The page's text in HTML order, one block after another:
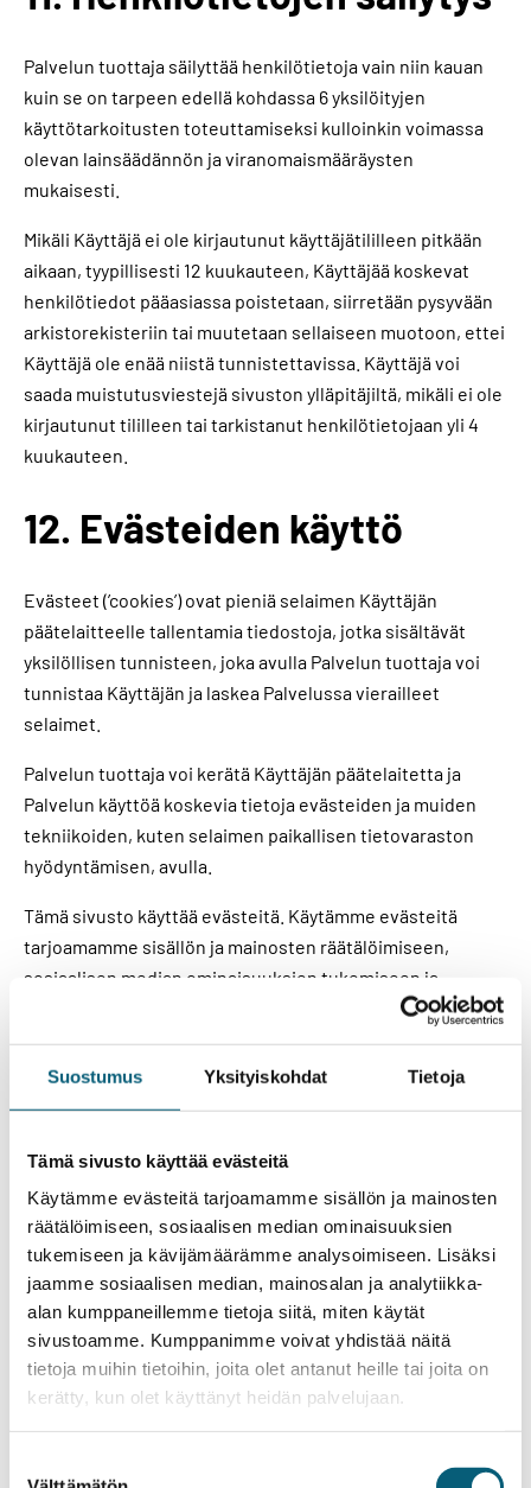
Suostumus Yksityiskohdat Tietoja
Tämä sivusto käyttää evästeitä
Käytämme evästeitä tarjoamamme sisällön ja mainosten
räätälöimiseen, sosiaalisen median ominaisuuksien
tukemiseen ja kävijämäärämme analysoimiseen. Lisäksi
jaamme sosiaalisen median, mainosalan ja analytiikka-
alan kumppaneillemme tietoja siitä, miten käytät
sivustoamme. Kumppanimme voivat yhdistää näitä
tietoja muihin tietoihin, joita olet antanut heille tai joita on
kerätty, kun olet käyttänyt heidän palvelujaan.
Palvelun tuottaja säilyttää henkilötietoja vain niin kauan
kuin se on tarpeen edellä kohdassa 6 yksilöityjen
käyttötarkoitusten toteuttamiseksi kulloinkin voimassa
olevan lainsäädännön ja viranomaismääräysten
mukaisesti.
Mikäli Käyttäjä ei ole kirjautunut käyttäjätililleen pitkään
aikaan, tyypillisesti 12 kuukauteen, Käyttäjää koskevat
henkilötiedot pääasiassa poistetaan, siirretään pysyvään
arkistorekisteriin tai muutetaan sellaiseen muotoon, ettei
Käyttäjä ole enää niistä tunnistettavissa. Käyttäjä voi
saada muistutusviestejä sivuston ylläpitäjiltä, mikäli ei ole
kirjautunut tililleen tai tarkistanut henkilötietojaan yli 4
kuukauteen.
12. Evästeiden käyttö
Evästeet (’cookies’) ovat pieniä selaimen Käyttäjän
päätelaitteelle tallentamia tiedostoja, jotka sisältävät
yksilöllisen tunnisteen, joka avulla Palvelun tuottaja voi
tunnistaa Käyttäjän ja laskea Palvelussa vierailleet
selaimet.
Palvelun tuottaja voi kerätä Käyttäjän päätelaitetta ja
Palvelun käyttöä koskevia tietoja evästeiden ja muiden
tekniikoiden, kuten selaimen paikallisen tietovaraston
hyödyntämisen, avulla.
Tämä sivusto käyttää evästeitä. Käytämme evästeitä
tarjoamamme sisällön ja mainosten räätälöimiseen,
sosiaalisen median ominaisuuksien tukemiseen ja
kävijämäärämme analysoimiseen. Lisäksi jaamme
sosiaalisen median, mainosalan ja analytiikka-alan
kumppaneillemme tietoja siitä, miten käytät sivustoamme.
olet käyttänyt heidän palvelujaan.
Evästeet ovat pieniä tekstitiedostoja, joita sivustot voivat
käyttää tehdäkseen käyttäjäkokemuksesta
tehokkaamman.
Lain mukaan voimme tallentaa evästeitä laitteellesi, mikäli
se on ehdottoman tärkeää sivuston toiminnan kannalta.
Tarvitsemme suostumuksesi kaikenlaisten evästeiden
käytölle.